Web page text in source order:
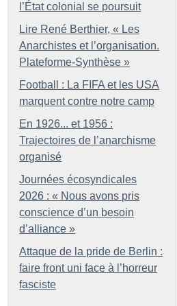
l’État colonial se poursuit
Lire René Berthier, « Les
Anarchistes et l’organisation.
Plateforme-Synthèse »
Football : La FIFA et les USA
marquent contre notre camp
En 1926... et 1956 :
Trajectoires de l’anarchisme
organisé
Journées écosyndicales
2026 : « Nous avons pris
conscience d’un besoin
d’alliance »
Attaque de la pride de Berlin :
faire front uni face à l’horreur
fasciste